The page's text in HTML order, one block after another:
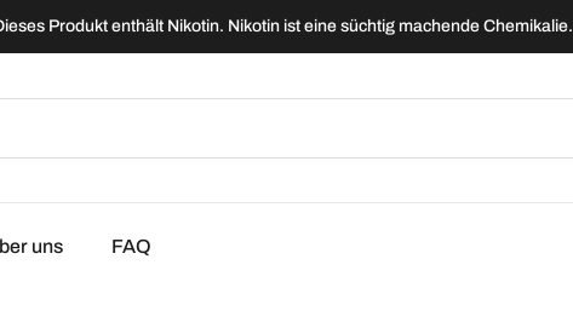
Produkt enthält Nikotin. Nikotin ist eine süchtig machende Chemikalie.
uns FAQ